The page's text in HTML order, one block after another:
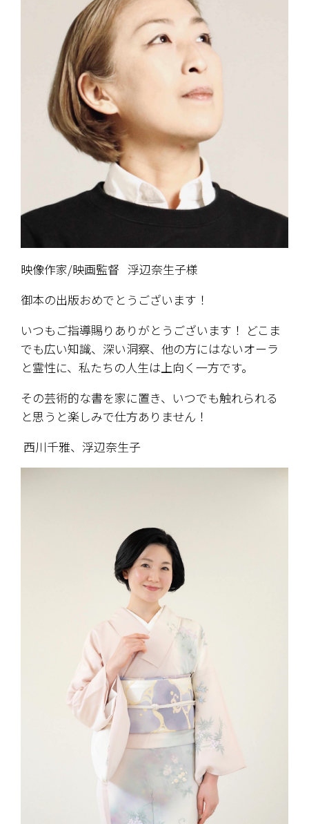
映像作家/映画監督   浮辺奈生子様
御本の出版おめでとうございます！
いつもご指導賜りありがとうございます！ どこま
でも広い知識、深い洞察、他の方にはないオーラ
と霊性に、私たちの人生は上向く一方です。
その芸術的な書を家に置き、いつでも触れられる
と思うと楽しみで仕方ありません！
西川千雅、浮辺奈生子